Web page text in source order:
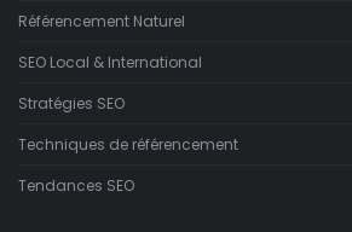
Référencement Naturel
SEO Local & International
Stratégies SEO
Techniques de référencement
Tendances SEO